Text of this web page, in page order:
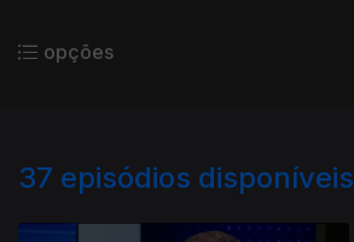
opções
37 episódios disponíveis